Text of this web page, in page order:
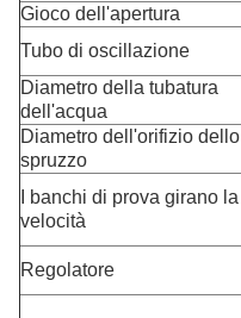
Gioco dell'apertura
Tubo di oscillazione
Diametro della tubatura
dell'acqua
Diametro dell'orifizio dello
spruzzo
I banchi di prova girano la
velocità
Regolatore